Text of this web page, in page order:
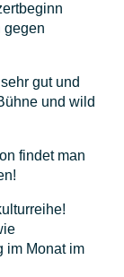
gegen
gut und
und wild
findet man
im Monat im